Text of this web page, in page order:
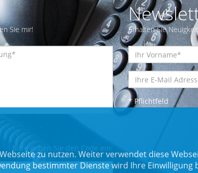
Sie mir!
Bitte geben Sie den Code ein:
Erhalten Sie
* Pflichtfeld
zu nutzen. Weiter verwendet diese
bestimmter Dienste wird Ihre